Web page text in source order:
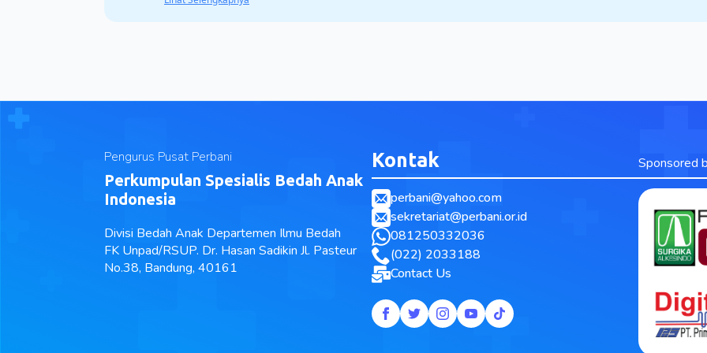
Pengurus Pusat Perbani
Perkumpulan Spesialis Bedah Anak
Indonesia
Divisi Bedah Anak Departemen Ilmu Bedah
FK Unpad/RSUP. Dr. Hasan Sadikin Jl. Pasteur
No.38, Bandung, 40161
Kontak
perbani@yahoo.com
sekretariat@perbani.or.id
081250332036
(022) 2033188
Contact Us
Sponsored